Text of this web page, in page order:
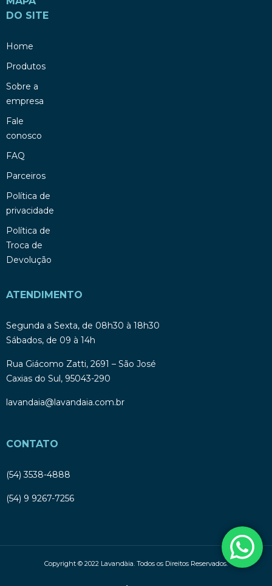
DO SITE
Home
Produtos
Sobre a
empresa
Fale
conosco
FAQ
Parceiros
Política de
privacidade
Política de
Troca de
Devolução
ATENDIMENTO
Segunda a Sexta, de 08h30 à 18h30
Sábados, de 09 à 14h
Rua Giácomo Zatti, 2691 – São José
Caxias do Sul, 95043-290
lavandaia@lavandaia.com.br
CONTATO
(54) 3538-4888
(54) 9 9267-7256
Copyright © 2022 Lavandàia. Todos os Direitos Reservados.